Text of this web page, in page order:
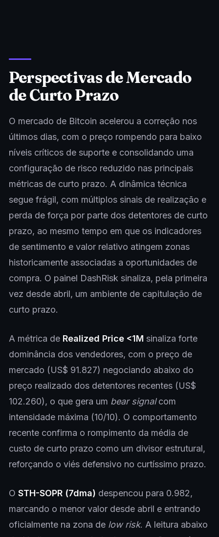
Perspectivas de Mercado
de Curto Prazo
O mercado de Bitcoin acelerou a correção nos
últimos dias, com o preço rompendo para baixo
níveis críticos de suporte e consolidando uma
configuração de risco reduzido nas principais
métricas de curto prazo. A dinâmica técnica
segue frágil, com múltiplos sinais de realização e
perda de força por parte dos detentores de curto
prazo, ao mesmo tempo em que os indicadores
de sentimento e valor relativo atingem zonas
historicamente associadas a oportunidades de
compra. O painel DashRisk sinaliza, pela primeira
vez desde abril, um ambiente de capitulação de
curto prazo.
A métrica de Realized Price <1M sinaliza forte
dominância dos vendedores, com o preço de
mercado (US$ 91.827) negociando abaixo do
preço realizado dos detentores recentes (US$
102.260), o que gera um bear signalcom
intensidade máxima (10/10). O comportamento
recente confirma o rompimento da média de
custo de curto prazo como um divisor estrutural,
reforçando o viés defensivo no curtíssimo prazo.
O STH-SOPR (7dma) despencou para 0.982,
marcando o menor valor desde abril e entrando
oficialmente na zona de low risk. A leitura abaixo